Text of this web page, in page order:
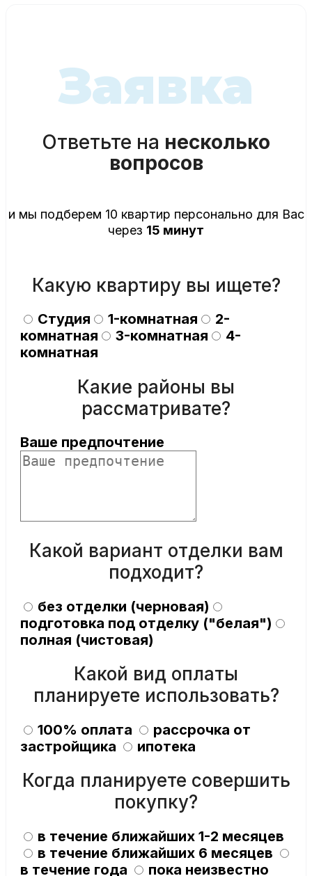
Заявка
Ответьте на несколько
вопросов
и мы подберем 10 квартир персонально для Вас
через 15 минут
Какую квартиру вы ищете?
Студия 1-комнатная
2-
комнатная
3-комнатная
4-
комнатная
Какие районы вы
рассматривате?
Ваше предпочтение
Какой вариант отделки вам
подходит?
без отделки (черновая)
подготовка под отделку ("белая")
полная (чистовая)
Какой вид оплаты
планируете использовать?
100% оплата
рассрочка от
застройщика
ипотека
Когда планируете совершить
покупку?
в течение ближайших 1-2 месяцев
в течение ближайших 6 месяцев
в течение года
пока неизвестно